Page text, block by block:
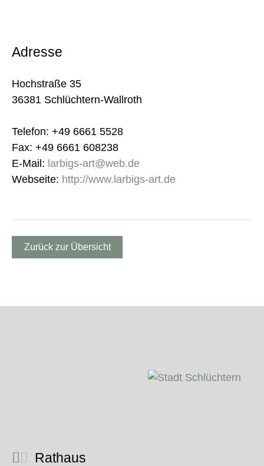
Adresse
Hochstraße 35
36381 Schlüchtern-Wallroth
Telefon: +49 6661 5528
Fax: +49 6661 608238
E-Mail: larbigs-art@web.de
Webseite: http://www.larbigs-art.de
Zurück zur Übersicht
Rathaus